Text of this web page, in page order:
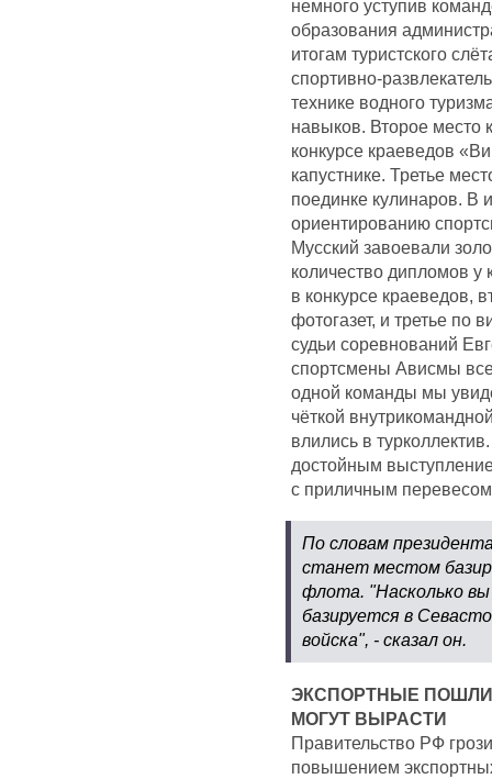
немного уступив
образования
итогам туристского
спортивно-
технике водного
навыков. Второе место
конкурсе краеведов
капустнике. Третье
поединке кулинаров. В
ориентированию
Мусский завоевали
количество дипломов
в конкурсе краеведов,
фотогазет, и третье по
судьи соревнований
спортсмены Ависмы
одной команды мы
чёткой
влились в
достойным
с приличным
По словам
станет местом
флота. "Насколько
базируется в
войска", - сказал он.
ЭКСПОРТНЫЕ
МОГУТ ВЫРАСТИ
Правительство РФ
повышением